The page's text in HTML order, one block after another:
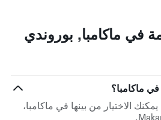
في ماكامبا, بوروندي
ماكامبا؟
هناك 3 فندقا يمكنك الاختيار من بينها في ماكامبا،